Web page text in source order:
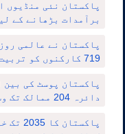
پاکستان نئی منڈیوں
برآمدات بڑھانے کے
719 کارکنوں کو تربیت فراہم کی
پاکستان پوسٹ کی بین
دائرہ 204 ممالک تک وسیع